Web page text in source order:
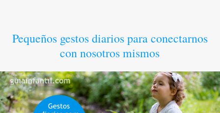
Pequeños gestos diarios para conectarnos
con nosotros mismos